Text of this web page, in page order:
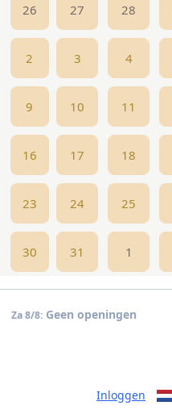
26 27 28
2 3 4
9 10 11
16 17 18
23 24 25
30 31 1
Za 8/8: Geen openingen
Inloggen